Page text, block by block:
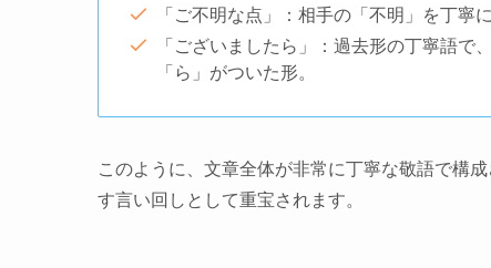
「ご不明な点」：相手の「不明」を丁寧
「ございましたら」：過去形の丁寧語
「ら」がついた形。
このように、文章全体が非常に丁寧な敬語で構
す言い回しとして重宝されます。